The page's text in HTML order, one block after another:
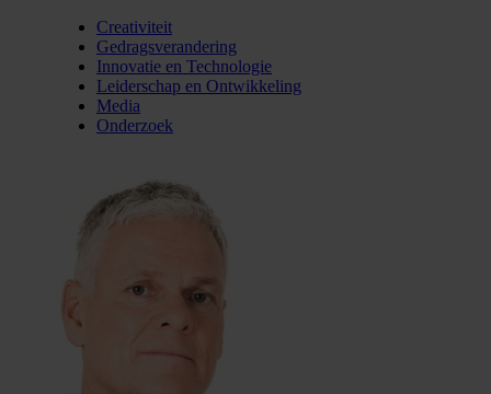
Creativiteit
Gedragsverandering
Innovatie en Technologie
Leiderschap en Ontwikkeling
Media
Onderzoek